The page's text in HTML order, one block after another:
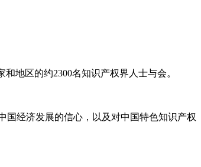
地区的约2300名知识产权界人士与会。
国经济发展的信心，以及对中国特色知识产权